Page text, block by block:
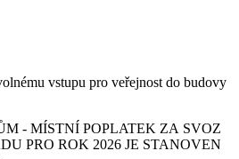
vstupu pro veřejnost do budovy
- MÍSTNÍ POPLATEK ZA SVOZ
PRO ROK 2026 JE STANOVEN